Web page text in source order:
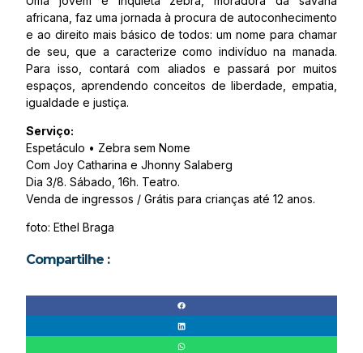
africana, faz uma jornada à procura de autoconhecimento
e ao direito mais básico de todos: um nome para chamar
de seu, que a caracterize como indivíduo na manada.
Para isso, contará com aliados e passará por muitos
espaços, aprendendo conceitos de liberdade, empatia,
igualdade e justiça.
Serviço:
Espetáculo • Zebra sem Nome
Com Joy Catharina e Jhonny Salaberg
Dia 3/8. Sábado, 16h. Teatro.
Venda de ingressos / Grátis para crianças até 12 anos.
foto: Ethel Braga
Compartilhe :